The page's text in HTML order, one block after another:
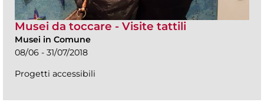
Musei da toccare - Visite tattili
Musei in Comune
08/06 - 31/07/2018
Progetti accessibili